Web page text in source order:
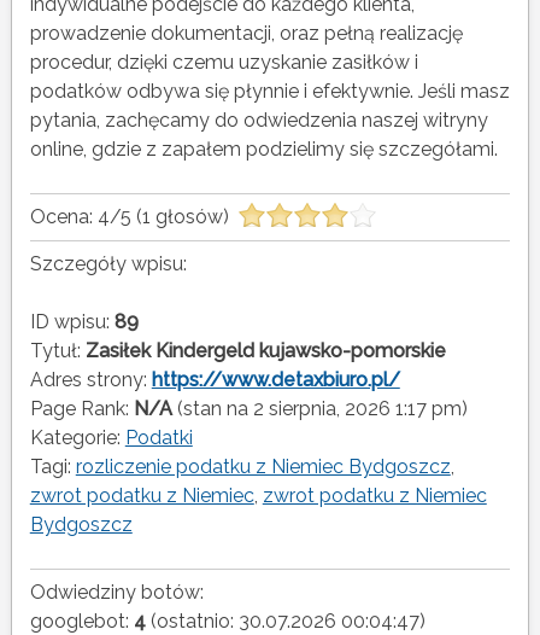
prowadzenie dokumentacji, oraz pełną realizację
procedur, dzięki czemu uzyskanie zasiłków i
podatków odbywa się płynnie i efektywnie. Jeśli masz
pytania, zachęcamy do odwiedzenia naszej witryny
online, gdzie z zapałem podzielimy się szczegółami.
Ocena: 4/5 (1 głosów)
Szczegóły wpisu:
ID wpisu: 89
Tytuł: Zasiłek Kindergeld kujawsko-pomorskie
Adres strony: https://www.detaxbiuro.pl/
Page Rank: N/A(stan na 2 sierpnia, 2026 1:17 pm)
Kategorie: Podatki
Tagi: rozliczenie podatku z Niemiec Bydgoszcz,
zwrot podatku z Niemiec, zwrot podatku z Niemiec
Bydgoszcz
Odwiedziny botów:
googlebot: 4(ostatnio: 30.07.2026 00:04:47)